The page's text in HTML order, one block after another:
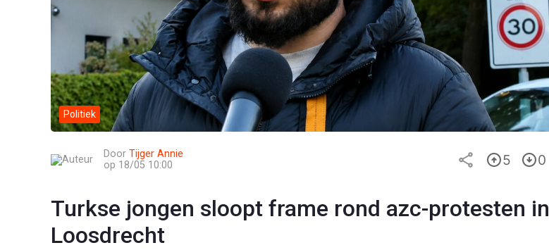
Politiek
Door Tijger Annie
op 18/05 10:00
5 0
Turkse jongen sloopt frame rond azc-protesten in
Loosdrecht